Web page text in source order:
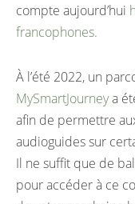
compte aujourd’hui
francophones.
À l’été 2022, un
MySmartJourneya
afin de permettre
audioguides sur
Il ne suffit que de
pour accéder à ce